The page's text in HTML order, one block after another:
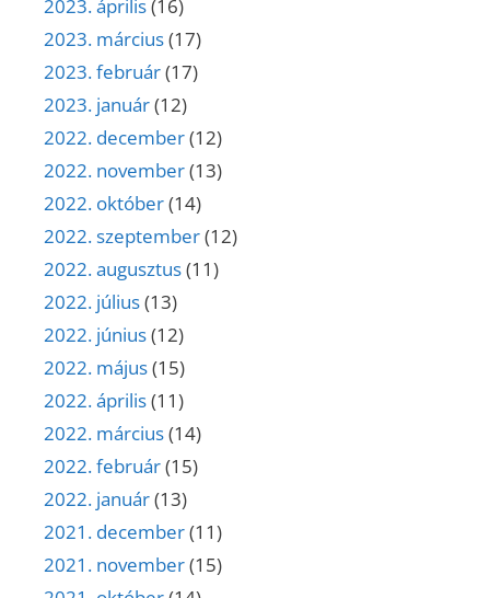
2023. április(16)
2023. március(17)
2023. február(17)
2023. január(12)
2022. december(12)
2022. november(13)
2022. október(14)
2022. szeptember(12)
2022. augusztus(11)
2022. július(13)
2022. június(12)
2022. május(15)
2022. április(11)
2022. március(14)
2022. február(15)
2022. január(13)
2021. december(11)
2021. november(15)